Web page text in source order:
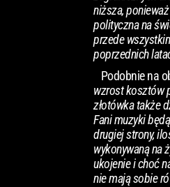
niższa,
polityczna na
przede
poprzednich
Podobnie na
wzrost kosztów
złotówka także
Fani muzyki
drugiej strony,
wykonywaną na
ukojenie i choć
nie mają sobie